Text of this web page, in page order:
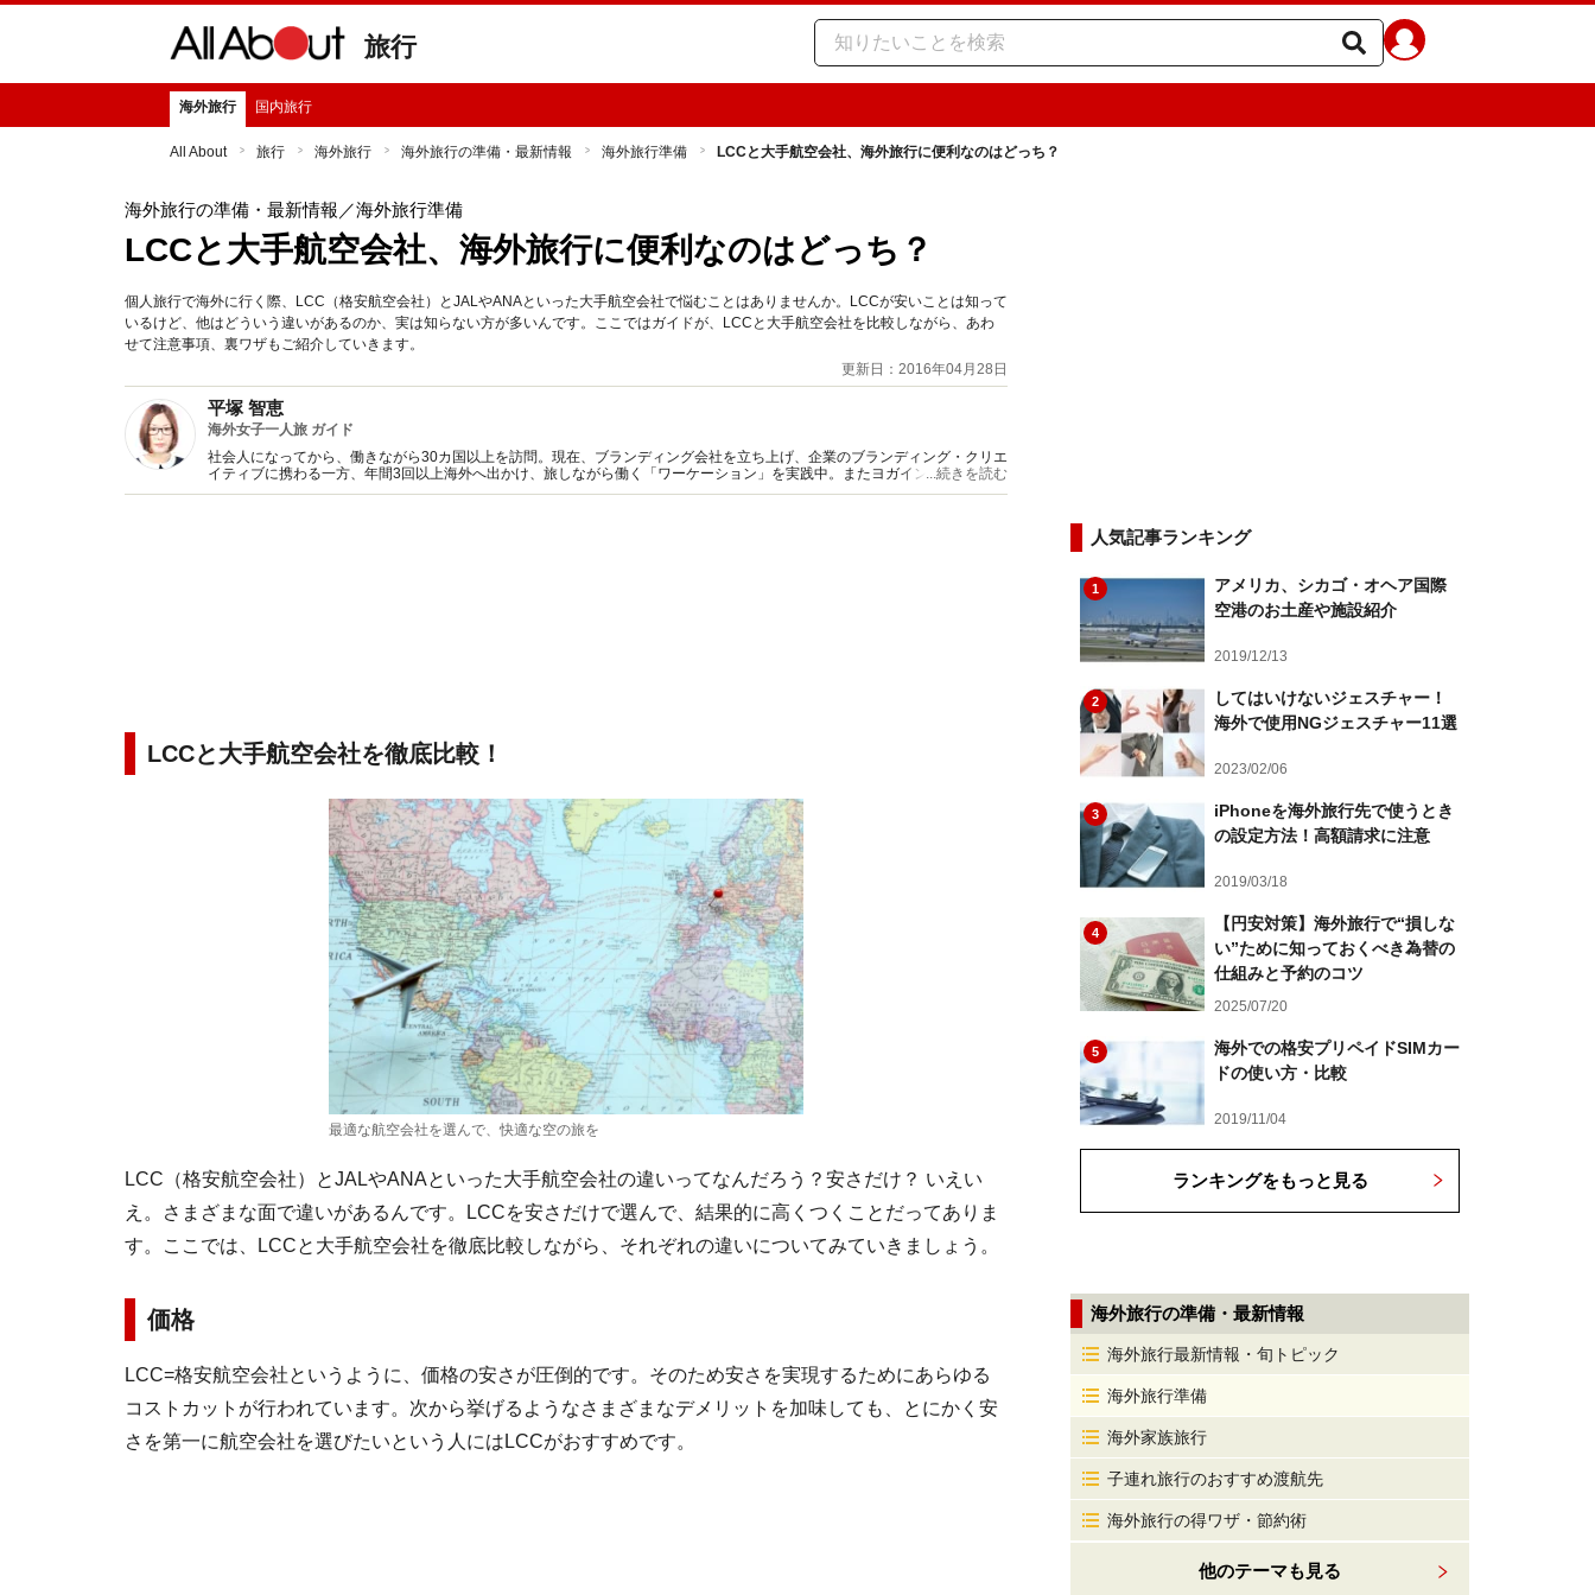
旅行
海外旅行 国内旅行
All About 旅行 海外旅行 海外旅行の準備・最新情報 海外旅行準備 LCCと大手航空会社、海外旅行に便利なのはどっち？
海外旅行の準備・最新情報 ／海外旅行準備
LCCと大手航空会社、海外旅行に便利なのはどっち？
個人旅行で海外に行く際、LCC（格安航空会社）とJALやANAといった大手航空会社で悩むことはありませんか。LCCが安いことは知って
いるけど、他はどういう違いがあるのか、実は知らない方が多いんです。ここではガイドが、LCCと大手航空会社を比較しながら、あわ
せて注意事項、裏ワザもご紹介していきます。
更新日：2016年04月28日
平塚 智恵
海外女子一人旅 ガイド
社会人になってから、働きながら30カ国以上を訪問。現在、ブランディング会社を立ち上げ、企業のブランディング・クリエ
イティブに携わる一方、年間3回以上海外へ出かけ、旅しながら働く「ワーケーション」を実践中。またヨガインストラクタ
ーの資格を取得し、世界中を旅しながらヨガも行っている。
...続きを読む
LCCと大手航空会社を徹底比較！
最適な航空会社を選んで、快適な空の旅を
LCC（格安航空会社）とJALやANAといった大手航空会社の違いってなんだろう？安さだけ？ いえい
え。さまざまな面で違いがあるんです。LCCを安さだけで選んで、結果的に高くつくことだってありま
す。ここでは、LCCと大手航空会社を徹底比較しながら、それぞれの違いについてみていきましょう。
価格
LCC=格安航空会社というように、価格の安さが圧倒的です。そのため安さを実現するためにあらゆる
コストカットが行われています。次から挙げるようなさまざまなデメリットを加味しても、とにかく安
さを第一に航空会社を選びたいという人にはLCCがおすすめです。
人気記事ランキング
1
アメリカ、シカゴ・オヘア国際
空港のお土産や施設紹介
2019/12/13
2
してはいけないジェスチャー！
海外で使用NGジェスチャー11選
2023/02/06
3
iPhoneを海外旅行先で使うとき
の設定方法！高額請求に注意
2019/03/18
4
【円安対策】海外旅行で“損しな
い”ために知っておくべき為替の
仕組みと予約のコツ
2025/07/20
5
海外での格安プリペイドSIMカー
ドの使い方・比較
2019/11/04
ランキングをもっと見る
海外旅行の準備・最新情報
海外旅行最新情報・旬トピック
海外旅行準備
海外家族旅行
子連れ旅行のおすすめ渡航先
海外旅行の得ワザ・節約術
他のテーマも見る